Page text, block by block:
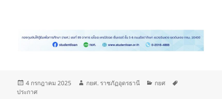
เขียน
เมื่อ
4 กรกฎาคม 2025
ผู้
กยศ. ราชภัฏอุดรธานี
หมวด
กยศ
ประกาศ